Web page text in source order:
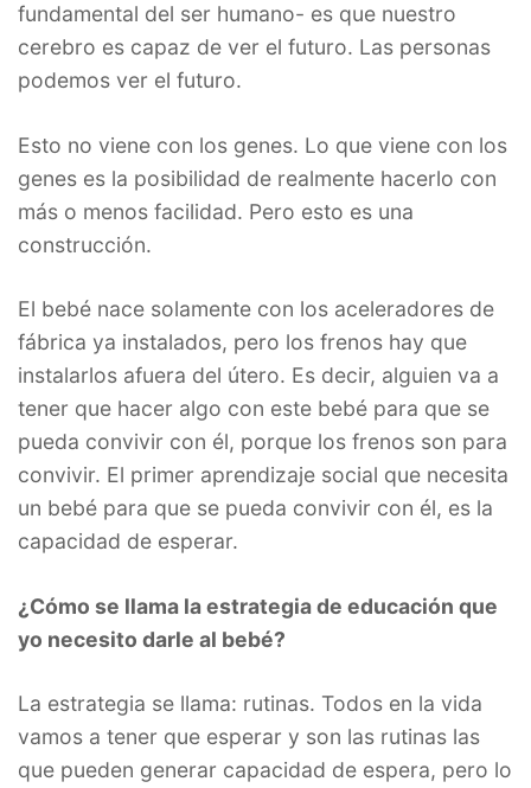
fundamental del ser humano- es que nuestro
cerebro es capaz de ver el futuro. Las personas
podemos ver el futuro.
Esto no viene con los genes. Lo que viene con los
genes es la posibilidad de realmente hacerlo con
más o menos facilidad. Pero esto es una
construcción.
El bebé nace solamente con los aceleradores de
fábrica ya instalados, pero los frenos hay que
instalarlos afuera del útero. Es decir, alguien va a
tener que hacer algo con este bebé para que se
pueda convivir con él, porque los frenos son para
convivir. El primer aprendizaje social que necesita
un bebé para que se pueda convivir con él, es la
capacidad de esperar.
¿Cómo se llama la estrategia de educación que
yo necesito darle al bebé?
La estrategia se llama: rutinas. Todos en la vida
vamos a tener que esperar y son las rutinas las
que pueden generar capacidad de espera, pero lo